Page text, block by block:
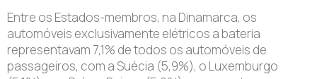
Entre os Estados-membros, na Dinamarca, os
automóveis exclusivamente elétricos a bateria
representavam 7,1% de todos os automóveis de
passageiros, com a Suécia (5,9%), o Luxemburgo